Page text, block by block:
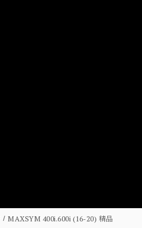
MAXSYM 400i.600i (16-20) 精品